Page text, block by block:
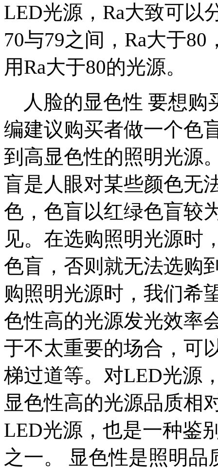
LED光源，Ra大致可以
70与79之间，Ra大于
用Ra大于80的光源。
人脸的显色性 要想购
编建议购买者做一个色
到高显色性的照明光源
盲是人眼对某些颜色无
色，色盲以红绿色盲较
见。在选购照明光源时
色盲，否则就无法选购
购照明光源时，我们希
色性高的光源发光效率
于不太重要的场合，可
梯过道等。对LED光源
显色性高的光源品质相
LED光源，也是一种鉴
之一。 显色性是照明